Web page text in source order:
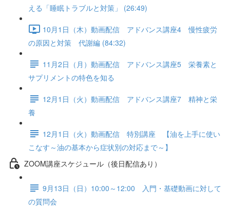
える「睡眠トラブルと対策」 (26:49)
10月1日（木）動画配信 アドバンス講座4 慢性疲労
の原因と対策 代謝編 (84:32)
11月2日（月）動画配信 アドバンス講座5 栄養素と
サプリメントの特色を知る
12月1日（火）動画配信 アドバンス講座7 精神と栄
養
12月1日（火）動画配信 特別講座 【油を上手に使い
こなす～油の基本から症状別の対応まで～】
ZOOM講座スケジュール（後日配信あり）
9月13日（日）10:00～12:00 入門・基礎動画に対して
の質問会